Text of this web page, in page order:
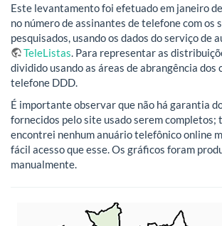
Este levantamento foi efetuado em janeiro
no número de assinantes de telefone com os
pesquisados, usando os dados do serviço de
TeleListas. Para representar as
dividido usando as áreas de abrangência dos
telefone DDD.
É importante observar que não há garantia
fornecidos pelo site usado serem completos;
encontrei nenhum anuário telefônico online
fácil acesso que esse. Os gráficos foram
manualmente.